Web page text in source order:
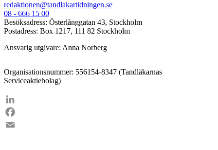
redaktionen@tandlakartidningen.se
08 - 666 15 00
Besöksadress: Österlånggatan 43, Stockholm
Postadress: Box 1217, 111 82 Stockholm
Ansvarig utgivare: Anna Norberg
Organisationsnummer: 556154-8347 (Tandläkarnas
Serviceaktiebolag)
LinkedIn
Facebook